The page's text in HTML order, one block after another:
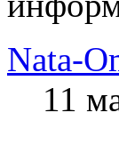
Nata-
11